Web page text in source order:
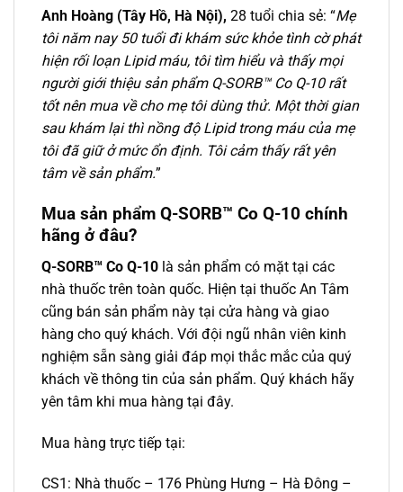
Anh Hoàng (Tây Hồ, Hà Nội), 28 tuổi chia sẻ: “Mẹ
tôi năm nay 50 tuổi đi khám sức khỏe tình cờ phát
hiện rối loạn Lipid máu, tôi tìm hiểu và thấy mọi
người giới thiệu sản phẩm Q-SORB™ Co Q-10 rất
tốt nên mua về cho mẹ tôi dùng thử. Một thời gian
sau khám lại thì nồng độ Lipid trong máu của mẹ
tôi đã giữ ở mức ổn định. Tôi cảm thấy rất yên
tâm về sản phẩm.”
Mua sản phẩm Q-SORB™ Co Q-10 chính
hãng ở đâu?
Q-SORB™ Co Q-10 là sản phẩm có mặt tại các
nhà thuốc trên toàn quốc. Hiện tại thuốc An Tâm
cũng bán sản phẩm này tại cửa hàng và giao
hàng cho quý khách. Với đội ngũ nhân viên kinh
nghiệm sẵn sàng giải đáp mọi thắc mắc của quý
khách về thông tin của sản phẩm. Quý khách hãy
yên tâm khi mua hàng tại đây.
Mua hàng trực tiếp tại:
CS1: Nhà thuốc – 176 Phùng Hưng – Hà Đông –